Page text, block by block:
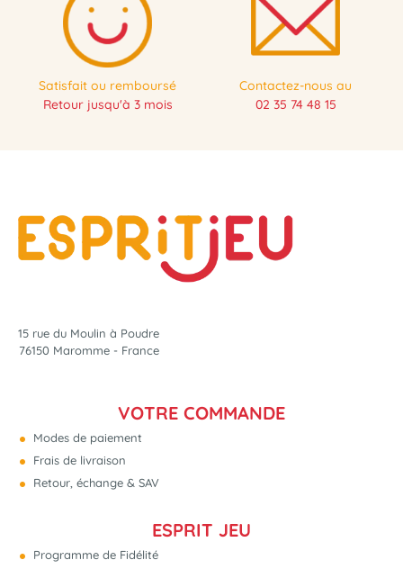
Satisfait ou remboursé
Retour jusqu'à 3 mois
Contactez-nous au
02 35 74 48 15
15 rue du Moulin à Poudre
76150 Maromme - France
VOTRE COMMANDE
Modes de paiement
Frais de livraison
Retour, échange & SAV
ESPRIT JEU
Programme de Fidélité